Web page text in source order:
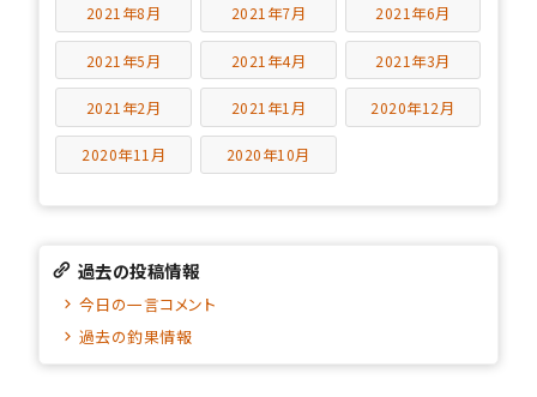
2021年8月 2021年7月 2021年6月
2021年5月 2021年4月 2021年3月
2021年2月 2021年1月 2020年12月
2020年11月 2020年10月
過去の投稿情報
今日の一言コメント
過去の釣果情報